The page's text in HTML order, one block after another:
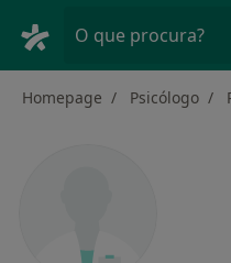
O que procura?
Homepage Psicólogo